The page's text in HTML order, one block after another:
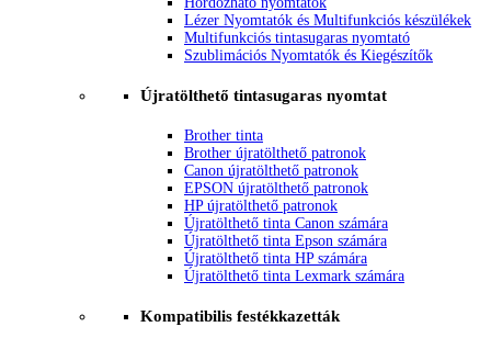
Lézer Nyomtatók és Multifunkciós készülékek
Multifunkciós tintasugaras nyomtató
Szublimációs Nyomtatók és Kiegészítők
Újratölthető tintasugaras nyomtat
Brother tinta
Brother újratölthető patronok
Canon újratölthető patronok
EPSON újratölthető patronok
HP újratölthető patronok
Újratölthető tinta Canon számára
Újratölthető tinta Epson számára
Újratölthető tinta HP számára
Újratölthető tinta Lexmark számára
Kompatibilis festékkazetták